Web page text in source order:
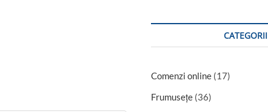
CATEGORII
Comenzi online (17)
Frumusețe (36)